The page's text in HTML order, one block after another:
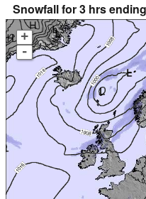
Snowfall for 3 hrs
+
-